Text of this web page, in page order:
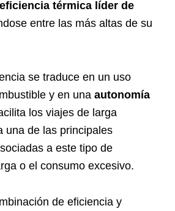
eficiencia térmica líder de
entre las más altas de su
se traduce en un uso
y en una autonomía
los viajes de larga
una de las principales
a este tipo de
o el consumo excesivo.
de eficiencia y